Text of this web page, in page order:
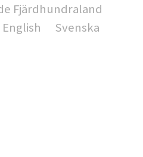
Fjärdhundraland
English Svenska